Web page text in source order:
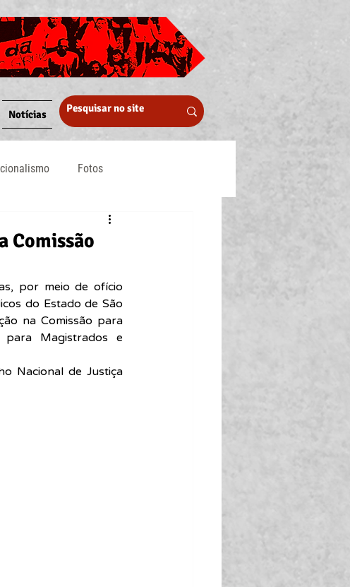
Notícias
Fotos
Comissão
por meio de ofício
do Estado de São
na Comissão para
para Magistrados e
Nacional de Justiça